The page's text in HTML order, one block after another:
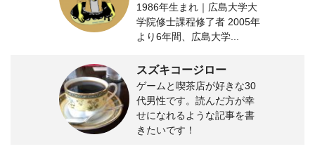
1986年生まれ｜広島大学大
学院修士課程修了者 2005年
より6年間、広島大学...
スズキコージロー
ゲームと喫茶店が好きな30
代男性です。読んだ方が幸
せになれるような記事を書
きたいです！